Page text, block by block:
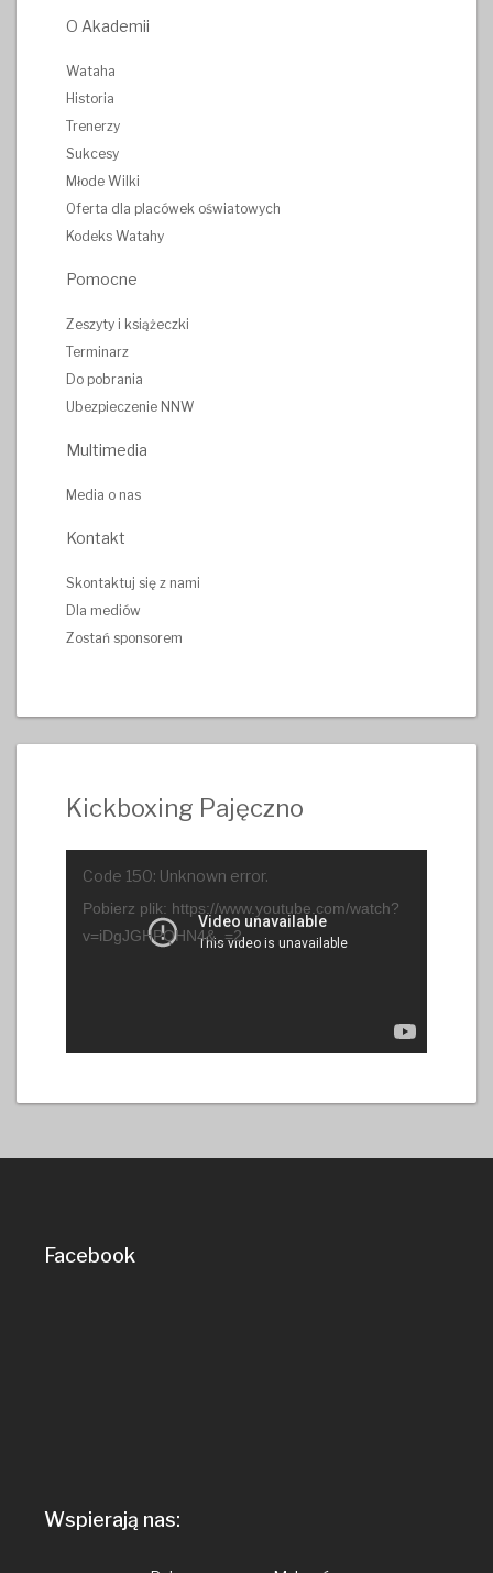
O Akademii
Wataha
Historia
Trenerzy
Sukcesy
Młode Wilki
Oferta dla placówek oświatowych
Kodeks Watahy
Pomocne
Zeszyty i książeczki
Terminarz
Do pobrania
Ubezpieczenie NNW
Multimedia
Media o nas
Kontakt
Skontaktuj się z nami
Dla mediów
Zostań sponsorem
Kickboxing Pajęczno
Code 150: Unknown error.
Pobierz plik: https://www.youtube.com/watch?
v=iDgJGHPQHN4&_=2
Facebook
Wspierają nas: